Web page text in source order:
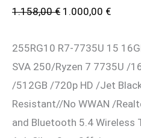
1.158,00€ Il
originale
era:
1.158,00 €.
1.000,00 €Il
è:
255RG10 R7-7735U 15
SVA 250/Ryzen 7 7735U /
/512GB /720p HD /Jet
Resistant//No WWAN /
and Bluetooth 5.4 Wireless